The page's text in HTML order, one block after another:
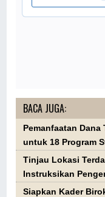
BACA JUGA:
Pemanfaatan Dana
untuk 18 Program
Tinjau Lokasi
Instruksikan
Siapkan Kader